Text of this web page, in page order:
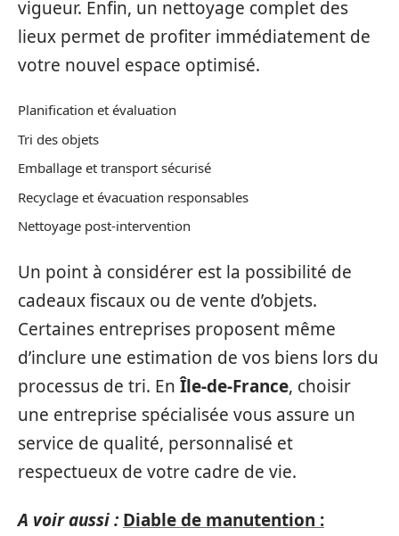
vigueur. Enfin, un nettoyage complet des
lieux permet de profiter immédiatement de
votre nouvel espace optimisé.
Planification et évaluation
Tri des objets
Emballage et transport sécurisé
Recyclage et évacuation responsables
Nettoyage post-intervention
Un point à considérer est la possibilité de
cadeaux fiscaux ou de vente d’objets.
Certaines entreprises proposent même
d’inclure une estimation de vos biens lors du
processus de tri. EnÎle-de-France, choisir
une entreprise spécialisée vous assure un
service de qualité, personnalisé et
respectueux de votre cadre de vie.
A voir aussi : Diable de manutention :